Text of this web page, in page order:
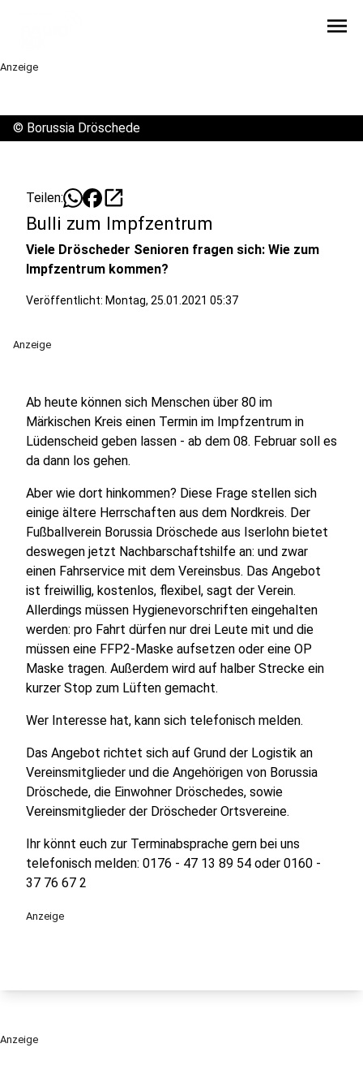
menu
Anzeige
© Borussia Dröschede
Teilen: open_in_new
Bulli zum Impfzentrum
Viele Dröscheder Senioren fragen sich: Wie zum
Impfzentrum kommen?
Veröffentlicht: Montag, 25.01.2021 05:37
Anzeige
Ab heute können sich Menschen über 80 im
Märkischen Kreis einen Termin im Impfzentrum in
Lüdenscheid geben lassen - ab dem 08. Februar soll es
da dann los gehen.
Aber wie dort hinkommen? Diese Frage stellen sich
einige ältere Herrschaften aus dem Nordkreis. Der
Fußballverein Borussia Dröschede aus Iserlohn bietet
deswegen jetzt Nachbarschaftshilfe an: und zwar
einen Fahrservice mit dem Vereinsbus. Das Angebot
ist freiwillig, kostenlos, flexibel, sagt der Verein.
Allerdings müssen Hygienevorschriften eingehalten
werden: pro Fahrt dürfen nur drei Leute mit und die
müssen eine FFP2-Maske aufsetzen oder eine OP
Maske tragen. Außerdem wird auf halber Strecke ein
kurzer Stop zum Lüften gemacht.
Wer Interesse hat, kann sich telefonisch melden.
Das Angebot richtet sich auf Grund der Logistik an
Vereinsmitglieder und die Angehörigen von Borussia
Dröschede, die Einwohner Dröschedes, sowie
Vereinsmitglieder der Dröscheder Ortsvereine.
Ihr könnt euch zur Terminabsprache gern bei uns
telefonisch melden: 0176 - 47 13 89 54 oder 0160 -
37 76 67 2
Anzeige
Anzeige